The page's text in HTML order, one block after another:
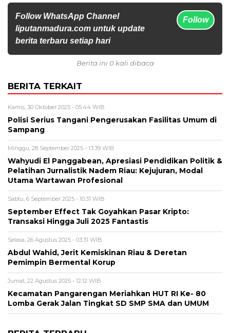
Follow WhatsApp Channel
liputanmadura.com untuk update
berita terbaru setiap hari
Follow
Berita ini 0 kali dibaca
BERITA TERKAIT
Kamis, 30 Oktober 2025 - 05:44 WIB
Polisi Serius Tangani Pengerusakan Fasilitas Umum di
Sampang
Minggu, 28 September 2025 - 13:39 WIB
Wahyudi El Panggabean, Apresiasi Pendidikan Politik &
Pelatihan Jurnalistik Nadem Riau: Kejujuran, Modal
Utama Wartawan Profesional
Sabtu, 6 September 2025 - 10:31 WIB
September Effect Tak Goyahkan Pasar Kripto:
Transaksi Hingga Juli 2025 Fantastis
Selasa, 26 Agustus 2025 - 03:31 WIB
Abdul Wahid, Jerit Kemiskinan Riau & Deretan
Pemimpin Bermental Korup
Jumat, 22 Agustus 2025 - 12:12 WIB
Kecamatan Pangarengan Meriahkan HUT RI Ke- 80
Lomba Gerak Jalan Tingkat SD SMP SMA dan UMUM